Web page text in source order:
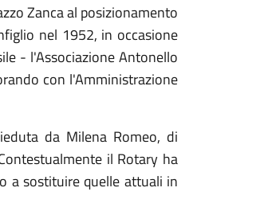
Zanca al posizionamento
nel 1952, in occasione
- l'Associazione Antonello
con l'Amministrazione
da Milena Romeo, di
il Rotary ha
a sostituire quelle attuali in